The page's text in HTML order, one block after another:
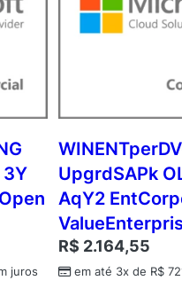
u
l
t
y
P
r
i
3Y
juros
UpgrdSAPk
AqY2
R$ 2.164,55
em até 3x de R$